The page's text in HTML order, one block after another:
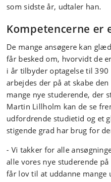
som sidste år, udtaler han.
Kompetencerne er
De mange ansøgere kan
får besked om, hvorvidt de
i år tilbyder optagelse til
arbejdes der på at skabe
mange nye studerende, der
Martin Lillholm kan de se
udfordrende studietid og et
stigende grad har brug for
- Vi takker for alle
alle vores nye studerende
får lov til at uddanne mange